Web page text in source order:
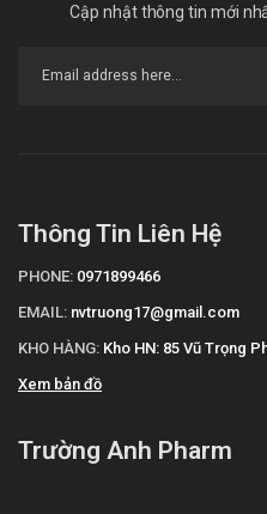
Cập nhật thông tin mới
Thông Tin Liên Hệ
PHONE: 0971899466
EMAIL: nvtruong17@gmail.com
KHO HÀNG: Kho HN: 85 Vũ Trọng
Xem bản đồ
Trường Anh Pharm